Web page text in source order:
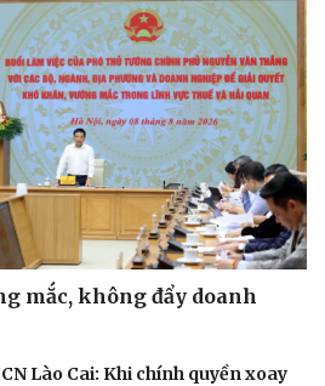
mắc, không đẩy doanh
Lào Cai: Khi chính quyền xoay